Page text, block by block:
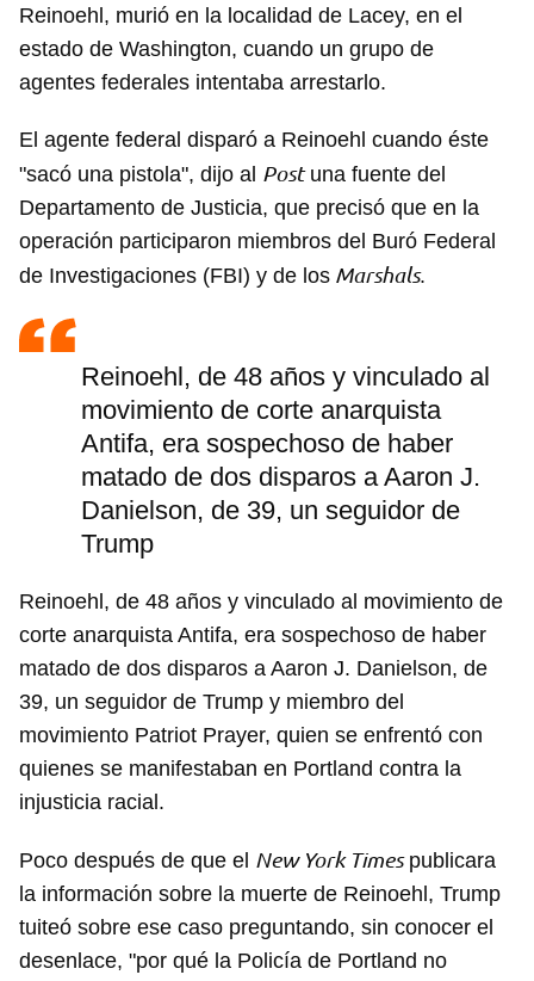
Reinoehl, murió en la localidad de Lacey, en el
estado de Washington, cuando un grupo de
agentes federales intentaba arrestarlo.
El agente federal disparó a Reinoehl cuando éste
"sacó una pistola", dijo al Postuna fuente del
Departamento de Justicia, que precisó que en la
operación participaron miembros del Buró Federal
de Investigaciones (FBI) y de los Marshals.
Reinoehl, de 48 años y vinculado al
movimiento de corte anarquista
Antifa, era sospechoso de haber
matado de dos disparos a Aaron J.
Danielson, de 39, un seguidor de
Trump
Reinoehl, de 48 años y vinculado al movimiento de
corte anarquista Antifa, era sospechoso de haber
matado de dos disparos a Aaron J. Danielson, de
39, un seguidor de Trump y miembro del
movimiento Patriot Prayer, quien se enfrentó con
quienes se manifestaban en Portland contra la
injusticia racial.
Poco después de que el New York Timespublicara
la información sobre la muerte de Reinoehl, Trump
tuiteó sobre ese caso preguntando, sin conocer el
desenlace, "por qué la Policía de Portland no